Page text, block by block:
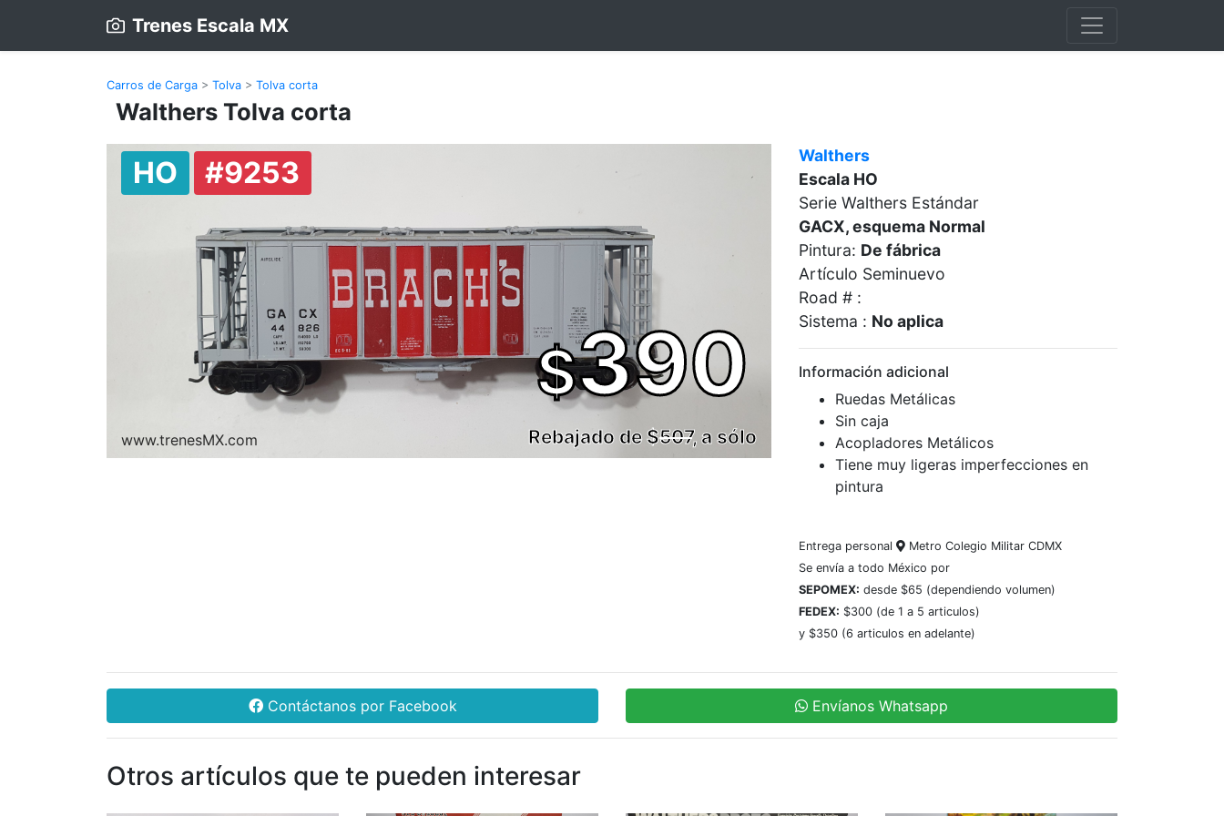
Trenes Escala MX
Carros de Carga > Tolva > Tolva corta
Walthers Tolva corta
HO #9253
$390
Rebajado de $507, a sólo
www.trenesMX.com
Walthers
Escala HO
Serie Walthers Estándar
GACX, esquema Normal
Pintura: De fábrica
Artículo Seminuevo
Road # :
Sistema : No aplica
Información adicional
Ruedas Metálicas
Sin caja
Acopladores Metálicos
Tiene muy ligeras imperfecciones en
pintura
Entrega personal
Metro Colegio Militar CDMX
Se envía a todo México por
SEPOMEX: desde $65 (dependiendo volumen)
FEDEX: $300 (de 1 a 5 articulos)
y $350 (6 articulos en adelante)
Contáctanos por Facebook Envíanos Whatsapp
Otros artículos que te pueden interesar